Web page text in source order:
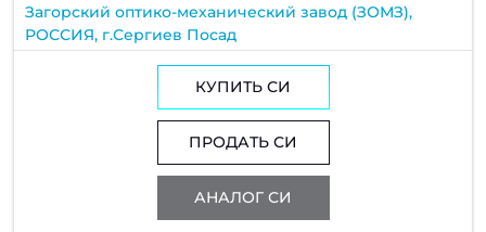
Загорский оптико-механический завод (ЗОМЗ),
РОССИЯ, г.Сергиев Посад
КУПИТЬ СИ
ПРОДАТЬ СИ
АНАЛОГ СИ